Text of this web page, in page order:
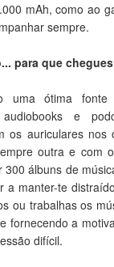
mAh, como ao
sempre.
para que
uma ótima fonte
e
os auriculares nos
outra e com
300 álbuns de
a manter-te
ou trabalhas os
fornecendo a
difícil.